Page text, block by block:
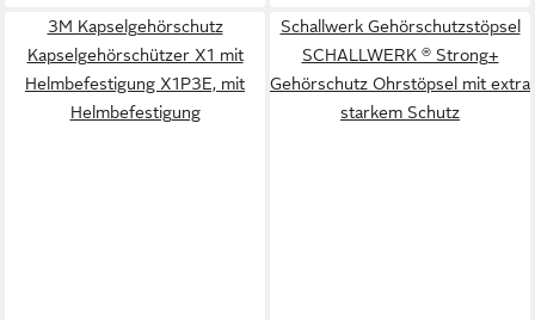
3M Kapselgehörschutz
Kapselgehörschützer X1 mit
Helmbefestigung X1P3E, mit
Helmbefestigung
Schallwerk Gehörschutzstöpsel
SCHALLWERK ® Strong+
Gehörschutz Ohrstöpsel mit extra
starkem Schutz